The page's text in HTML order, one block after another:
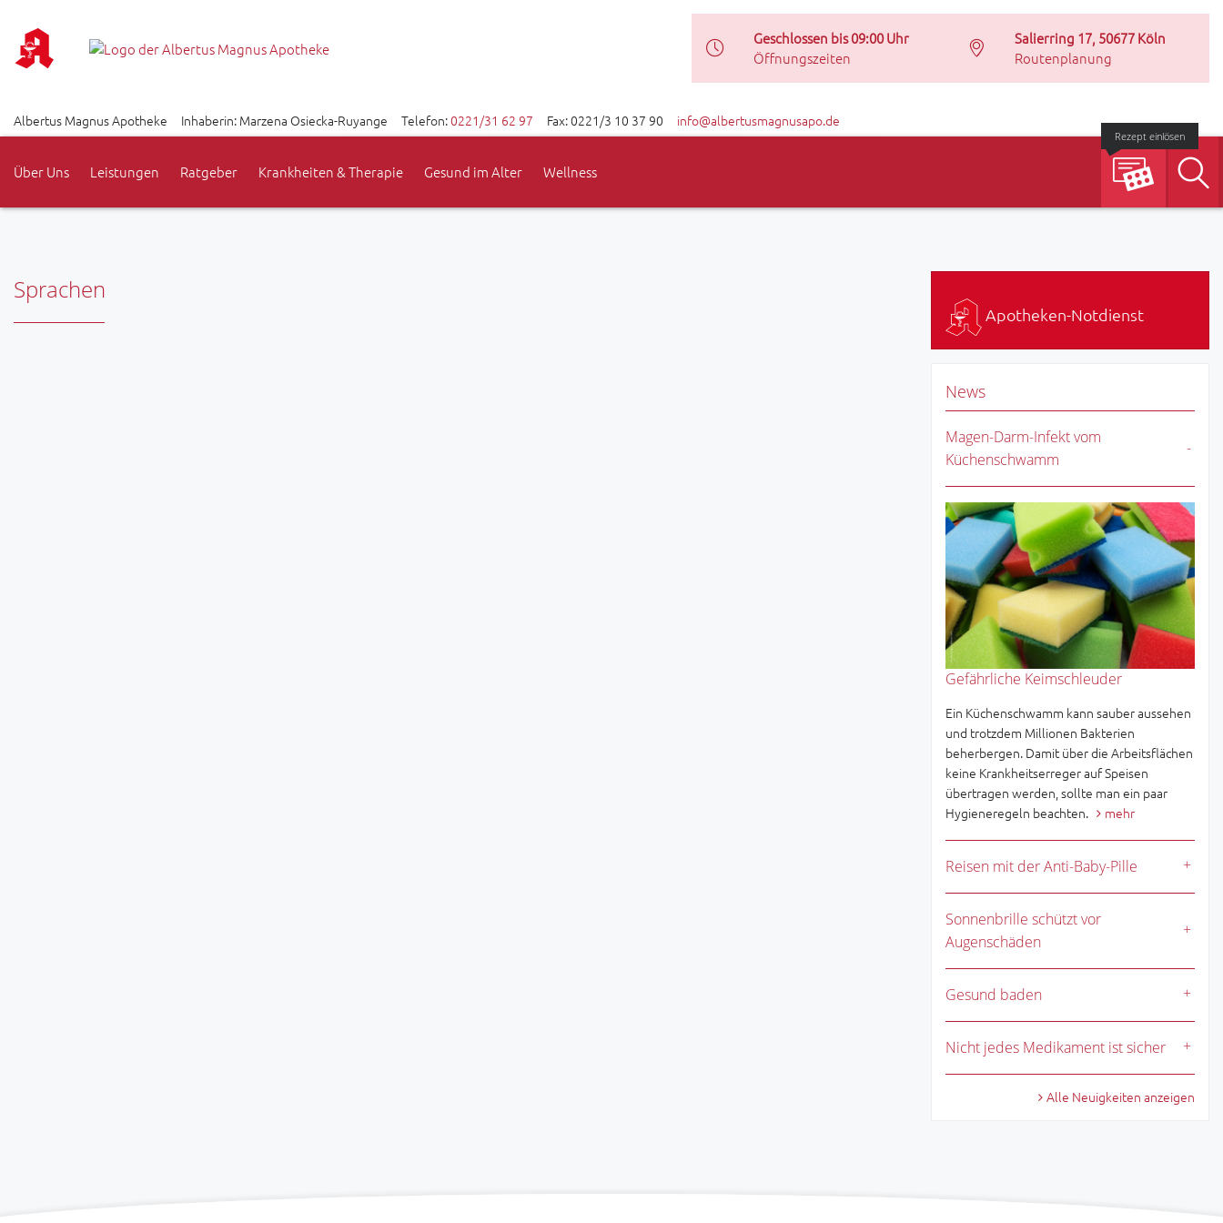
Geschlossen bis 09:00 Uhr
Öffnungszeiten
Salierring 17, 50677 Köln
Routenplanung
Albertus Magnus Apotheke Inhaberin: Marzena Osiecka-Ruyange Telefon:0221/31 62 97 Fax: 0221/3 10 37 90 info@albertusmagnusapo.de
Über Uns Leistungen Ratgeber Krankheiten & Therapie Gesund im Alter Wellness
Rezept einlösen
Sprachen
Apotheken-Notdienst
News
Magen-Darm-Infekt vom
Küchenschwamm
Gefährliche Keimschleuder
Ein Küchenschwamm kann sauber aussehen
und trotzdem Millionen Bakterien
beherbergen. Damit über die Arbeitsflächen
keine Krankheitserreger auf Speisen
übertragen werden, sollte man ein paar
Hygieneregeln beachten.
mehr
Reisen mit der Anti-Baby-Pille
Sonnenbrille schützt vor
Augenschäden
Gesund baden
Nicht jedes Medikament ist sicher
Alle Neuigkeiten anzeigen